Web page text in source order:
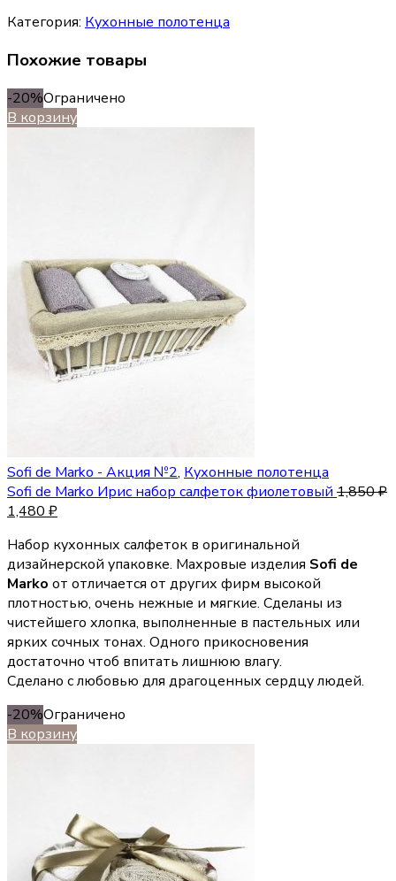
Категория: Кухонные полотенца
Похожие товары
-20%Ограничено
В корзину
Sofi de Marko - Акция №2, Кухонные полотенца
Sofi de Marko Ирис набор салфеток фиолетовый 1,850₽
1,480 ₽
Набор кухонных салфеток в оригинальной
дизайнерской упаковке. Махровые изделия Sofi de
Marko от отличается от других фирм высокой
плотностью, очень нежные и мягкие. Сделаны из
чистейшего хлопка, выполненные в пастельных или
ярких сочных тонах. Одного прикосновения
достаточно чтоб впитать лишнюю влагу.
Сделано с любовью для драгоценных сердцу людей.
-20%Ограничено
В корзину